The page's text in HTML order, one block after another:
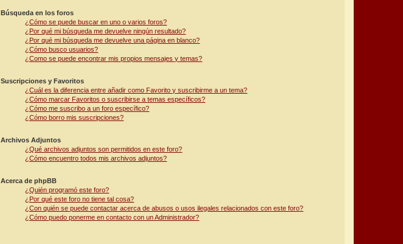
Búsqueda en los foros
¿Cómo se puede buscar en uno o varios foros?
¿Por qué mi búsqueda me devuelve ningún resultado?
¿Por qué mi búsqueda me devuelve una página en blanco?
¿Cómo busco usuarios?
¿Como se puede encontrar mis propios mensajes y temas?
Suscripciones y Favoritos
¿Cuál es la diferencia entre añadir como Favorito y suscribirme a un tema?
¿Cómo marcar Favoritos o suscribirse a temas específicos?
¿Cómo me suscribo a un foro específico?
¿Cómo borro mis suscripciones?
Archivos Adjuntos
¿Qué archivos adjuntos son permitidos en este foro?
¿Cómo encuentro todos mis archivos adjuntos?
Acerca de phpBB
¿Quién programó este foro?
¿Por qué este foro no tiene tal cosa?
¿Con quién se puede contactar acerca de abusos o usos ilegales relacionados con este foro?
¿Cómo puedo ponerme en contacto con un Administrador?